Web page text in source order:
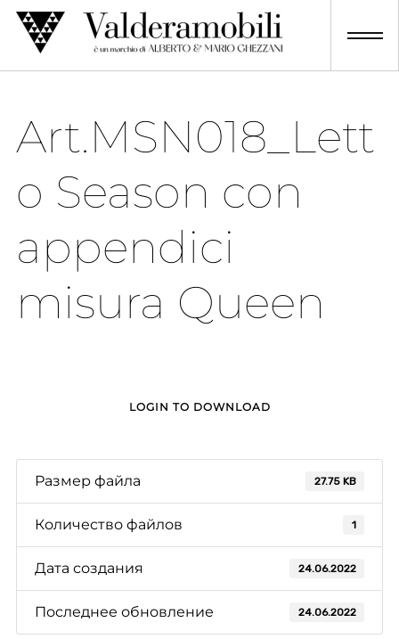
Skip
content
Art.MSN018_Lett
o Season con
appendici
misura Queen
LOGIN TO DOWNLOAD
Размер файла 27.75 KB
Количество файлов 1
Дата создания 24.06.2022
Последнее обновление 24.06.2022